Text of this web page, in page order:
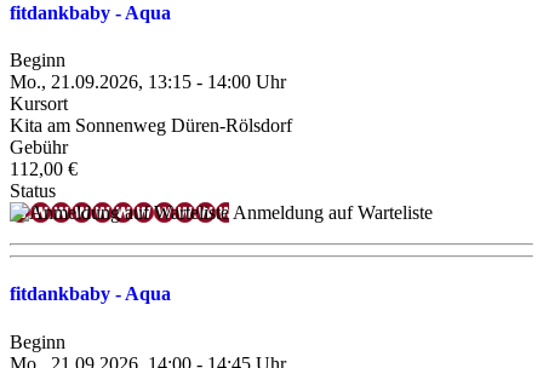
fitdankbaby - Aqua
Beginn
Mo., 21.09.2026, 13:15 - 14:00 Uhr
Kursort
Kita am Sonnenweg Düren-Rölsdorf
Gebühr
112,00 €
Status
Anmeldung auf Warteliste
fitdankbaby - Aqua
Beginn
Mo., 21.09.2026, 14:00 - 14:45 Uhr